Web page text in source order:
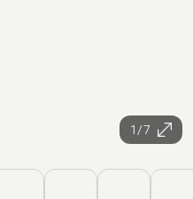
1/7